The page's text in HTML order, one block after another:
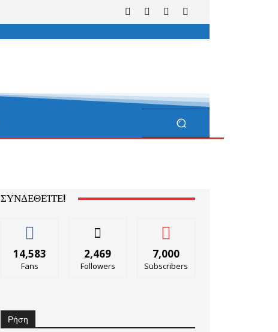
ΣΥΝΔΕΘΕΊΤΕ!
14,583
Fans
2,469
Followers
7,000
Subscribers
Ρήση